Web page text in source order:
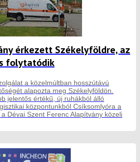
érkezett Székelyföldre, az
folytatódik
a közelmúltban hosszútávú
alapozta meg Székelyföldön.
jelentős értékű, új ruhákból álló
központunkból Csíksomlyóra a
Dévai Szent Ferenc Alapítvány közeli